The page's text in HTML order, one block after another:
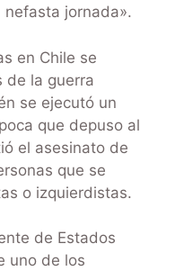
nefasta jornada».
en Chile se
de la guerra
se ejecutó un
que depuso al
el asesinato de
que se
o izquierdistas.
de Estados
uno de los